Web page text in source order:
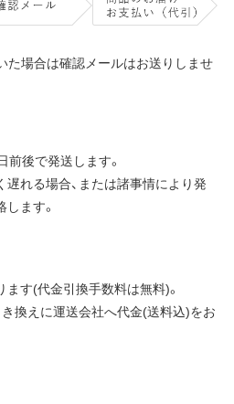
た場合は確認メールはお送りしませ
前後で発送します。
れる場合、または諸事情により発
ます。
す(代金引換手数料は無料)。
換えに運送会社へ代金(送料込)をお